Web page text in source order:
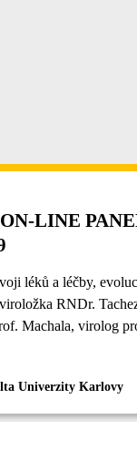
LINE
léků a léčby,
RNDr.
Machala, virolog
Univerzity Karlovy